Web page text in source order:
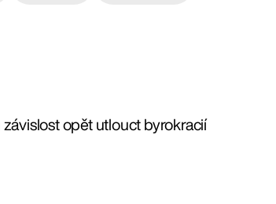
opět utlouct byrokracií